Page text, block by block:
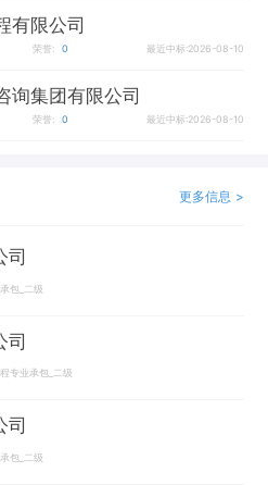
有限公司
荣誉: 0 最近中标:2026-08-10
询集团有限公司
荣誉: 0 最近中标:2026-08-10
更多信息 >
司
包_二级
司
专业承包_二级
司
包_二级